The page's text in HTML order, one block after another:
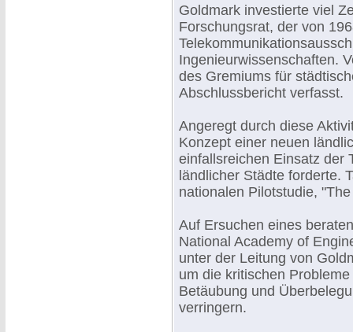
Goldmark investierte viel
Forschungsrat, der von
Ingenieurwissenschaften.
des Gremiums für
Abschlussbericht verfasst.
Angeregt durch diese
Konzept einer neuen
einfallsreichen Einsatz der
ländlicher Städte forderte.
nationalen Pilotstudie,
Auf Ersuchen eines
National Academy of
unter der Leitung von
um die kritischen
Betäubung und
verringern.